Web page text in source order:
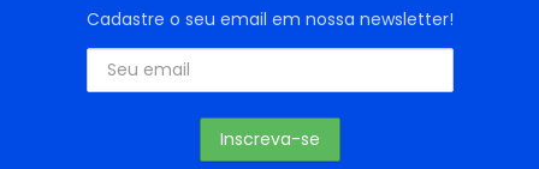
Cadastre o seu email em nossa newsletter!